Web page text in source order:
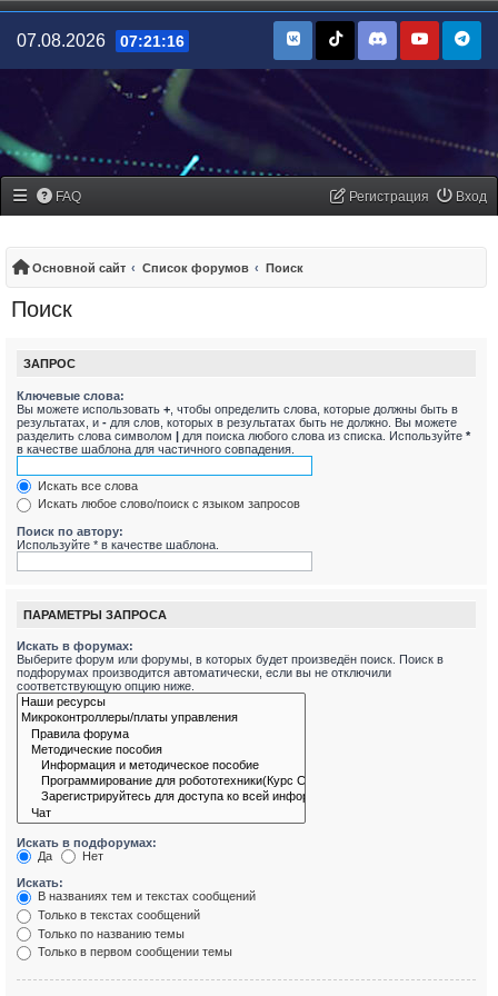
07.08.2026 07:21:16
FAQ Вход
Регистрация
Основной сайт Список форумов Поиск
Поиск
ЗАПРОС
Ключевые слова:
Вы можете использовать + , чтобы определить слова, которые должны быть в
результатах, и - для слов, которых в результатах быть не должно. Вы можете
разделить слова символом | для поиска любого слова из списка. Используйте *
в качестве шаблона для частичного совпадения.
Искать все слова
Искать любое слово/поиск с языком запросов
Поиск по автору:
Используйте * в качестве шаблона.
ПАРАМЕТРЫ ЗАПРОСА
Искать в форумах:
Выберите форум или форумы, в которых будет произведён поиск. Поиск в
подфорумах производится автоматически, если вы не отключили
соответствующую опцию ниже.
Искать в подфорумах:
Да
Нет
Искать:
В названиях тем и текстах сообщений
Только в текстах сообщений
Только по названию темы
Только в первом сообщении темы